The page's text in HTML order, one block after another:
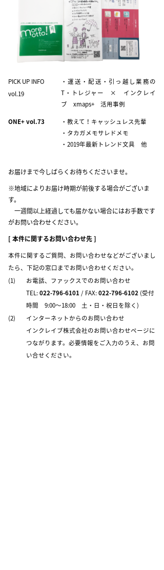
PICK UP INFO
vol.19
・運送・配送・引っ越し業務の
T・トレジャー × インクレイ
ブ xmaps+ 活用事例
ONE+ vol.73
・教えて！キャッシュレス先輩
・タカガメモサレドメモ
・2019年最新トレンド文具 他
お届けまで今しばらくお待ちくださいませ。
※地域によりお届け時期が前後する場合がございま
す。
一週間以上経過しても届かない場合にはお手数です
がお問い合わせください。
[ 本件に関するお問い合わせ先 ]
本件に関するご質問、お問い合わせなどがございまし
たら、下記の窓口までお問い合わせください。
(1)
お電話、ファックスでのお問い合わせ
TEL:022-796-6101 / FAX:022-796-6102 (受付
時間 9:00～18:00 土・日・祝日を除く)
(2)
インターネットからのお問い合わせ
インクレイブ株式会社のお問い合わせページに
つながります。必要情報をご入力のうえ、お問
い合せください。